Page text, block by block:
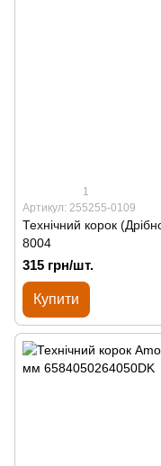
1
Артикул: 255255-0109
Технічний корок
8004
315 грн/шт.
Купити